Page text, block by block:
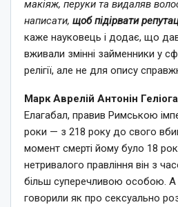
макіяж, перуки та видаляв
написати, щоб підірвати
каже науковець і додає, що
вживали змінні займенники у
релігії, але не для опису
Марк Аврелій Антонін
Елагабал, правив Римською
роки — з 218 року до свого
момент смерті йому було 18
нетривалого правління він з
більш суперечливою особою.
говорили як про сексуально